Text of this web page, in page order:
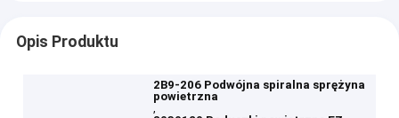
Opis Produktu
2B9-206 Podwójna spiralna sprężyna
powietrzna
,